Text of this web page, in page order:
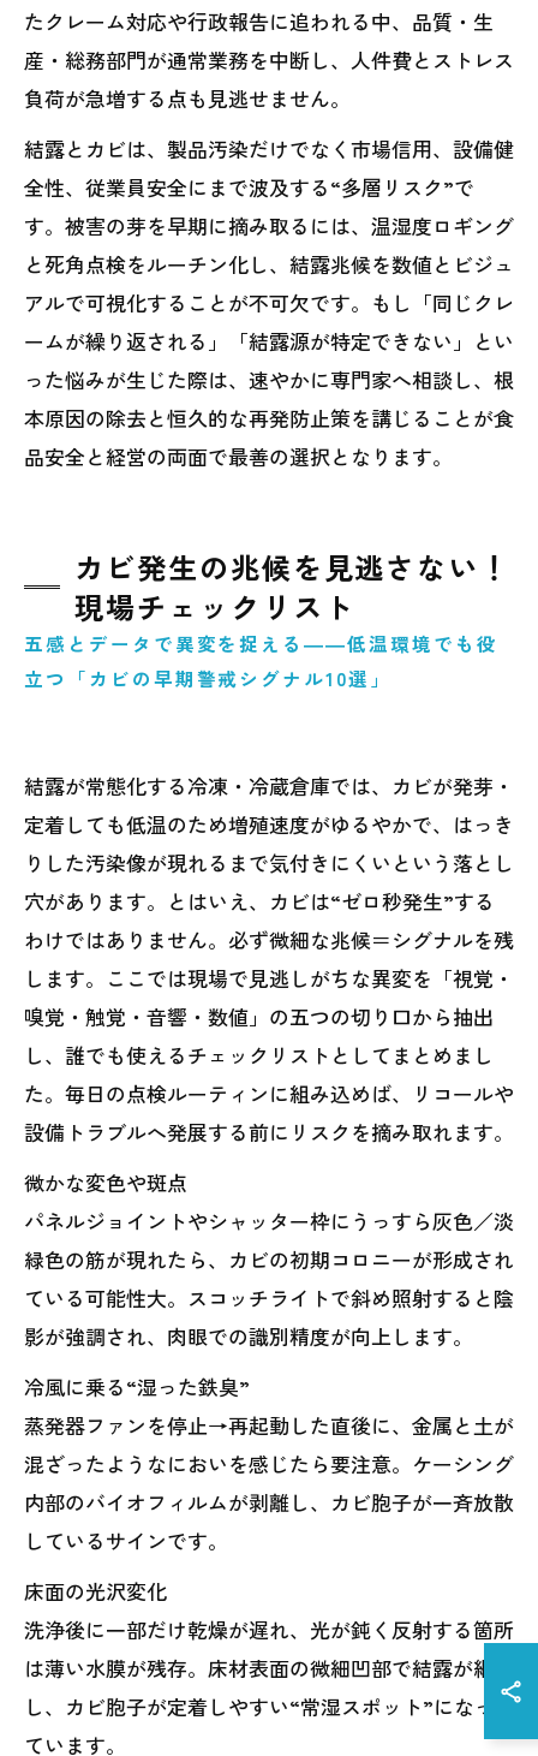
たクレーム対応や行政報告に追われる中、品質・生
産・総務部門が通常業務を中断し、人件費とストレス
負荷が急増する点も見逃せません。
結露とカビは、製品汚染だけでなく市場信用、設備健
全性、従業員安全にまで波及する“多層リスク”で
す。被害の芽を早期に摘み取るには、温湿度ロギング
と死角点検をルーチン化し、結露兆候を数値とビジュ
アルで可視化することが不可欠です。もし「同じクレ
ームが繰り返される」「結露源が特定できない」とい
った悩みが生じた際は、速やかに専門家へ相談し、根
本原因の除去と恒久的な再発防止策を講じることが食
品安全と経営の両面で最善の選択となります。
カビ発生の兆候を見逃さない！
現場チェックリスト
五感とデータで異変を捉える――低温環境でも役
立つ「カビの早期警戒シグナル10選」
結露が常態化する冷凍・冷蔵倉庫では、カビが発芽・
定着しても低温のため増殖速度がゆるやかで、はっき
りした汚染像が現れるまで気付きにくいという落とし
穴があります。とはいえ、カビは“ゼロ秒発生”する
わけではありません。必ず微細な兆候＝シグナルを残
します。ここでは現場で見逃しがちな異変を「視覚・
嗅覚・触覚・音響・数値」の五つの切り口から抽出
し、誰でも使えるチェックリストとしてまとめまし
た。毎日の点検ルーティンに組み込めば、リコールや
設備トラブルへ発展する前にリスクを摘み取れます。
微かな変色や斑点
パネルジョイントやシャッター枠にうっすら灰色／淡
緑色の筋が現れたら、カビの初期コロニーが形成され
ている可能性大。スコッチライトで斜め照射すると陰
影が強調され、肉眼での識別精度が向上します。
冷風に乗る“湿った鉄臭”
蒸発器ファンを停止→再起動した直後に、金属と土が
混ざったようなにおいを感じたら要注意。ケーシング
内部のバイオフィルムが剥離し、カビ胞子が一斉放散
しているサインです。
床面の光沢変化
洗浄後に一部だけ乾燥が遅れ、光が鈍く反射する箇所
は薄い水膜が残存。床材表面の微細凹部で結露が継続
し、カビ胞子が定着しやすい“常湿スポット”になっ
ています。